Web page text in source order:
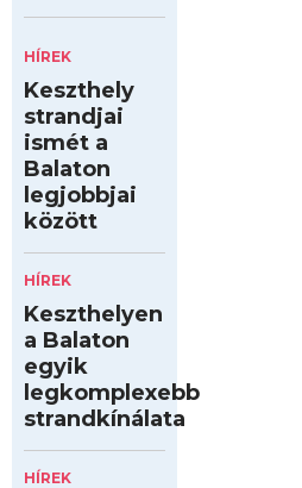
HÍREK
Keszthely
strandjai
ismét a
Balaton
legjobbjai
között
HÍREK
Keszthelyen
a Balaton
egyik
legkomplexebb
strandkínálata
HÍREK